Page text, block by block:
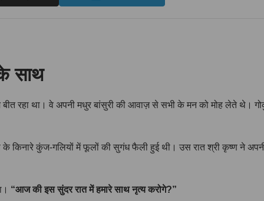
साथ
रहा था। वे अपनी मधुर बांसुरी की आवाज़ से सभी के मन को मोह लेते थे।
के किनारे कुंज-गलियों में फूलों की सुगंध फैली हुई थी। उस रात श्री कृष्ण ने
“आज की इस सुंदर रात में हमारे साथ नृत्य करोगे?”